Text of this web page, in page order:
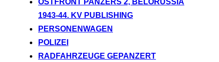
OSTFRONT PANZERS 2, BELORUSSIA
1943-44. KV PUBLISHING
PERSONENWAGEN
POLIZEI
RADFAHRZEUGE GEPANZERT